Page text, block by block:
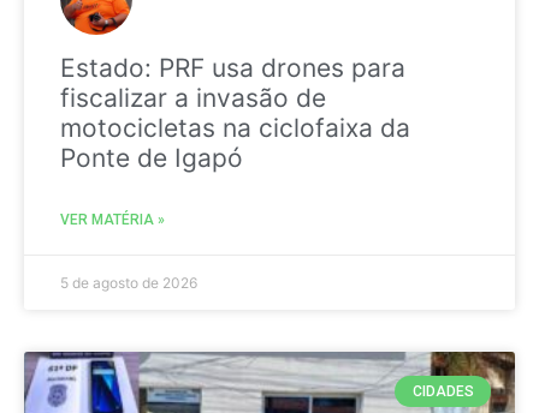
Estado: PRF usa drones para
fiscalizar a invasão de
motocicletas na ciclofaixa da
Ponte de Igapó
VER MATÉRIA »
5 de agosto de 2026
CIDADES